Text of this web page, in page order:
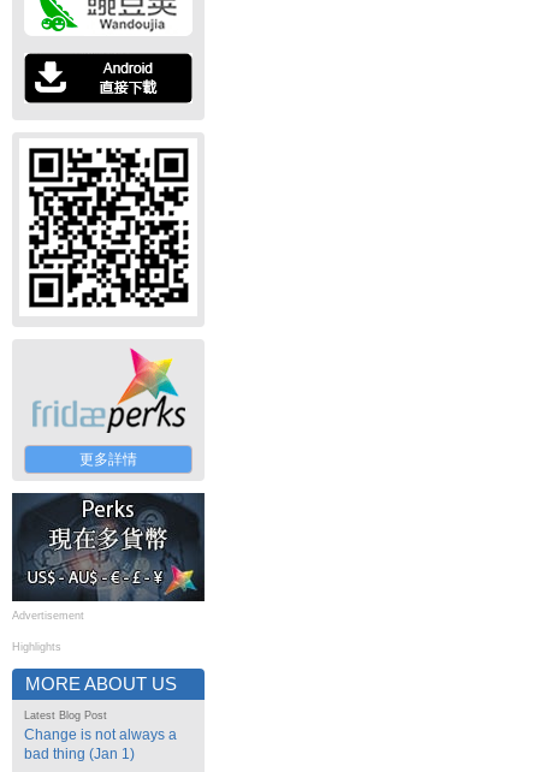
更多詳情
Advertisement
Highlights
MORE ABOUT US
Latest Blog Post
Change is not always a
bad thing (Jan 1)